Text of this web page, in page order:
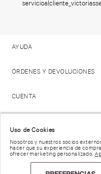
Uso de Cookies
Nosotros y nuestros socios
hacer que su experiencia de
ofrecer marketing personalizado.
AYUDA
ÓRDENES Y DEVOLUCIONES
CUENTA
Términos de Uso |Privacidad y Seguridad |
Derechos de Privacidad |Preferencias de